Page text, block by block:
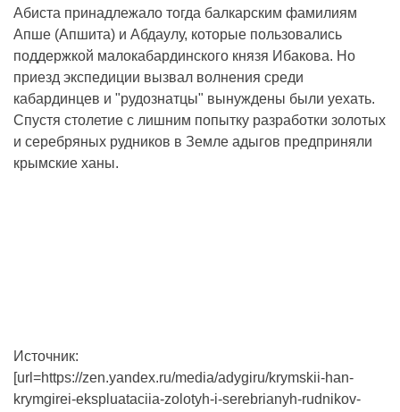
Абиста принадлежало тогда балкарским фамилиям
Апше (Апшита) и Абдаулу, которые пользовались
поддержкой малокабардинского князя Ибакова. Но
приезд экспедиции вызвал волнения среди
кабардинцев и "рудознатцы" вынуждены были уехать.
Спустя столетие с лишним попытку разработки золотых
и серебряных рудников в Земле адыгов предприняли
крымские ханы.
Источник:
[url=https://zen.yandex.ru/media/adygiru/krymskii-han-
krymgirei-ekspluataciia-zolotyh-i-serebrianyh-rudnikov-